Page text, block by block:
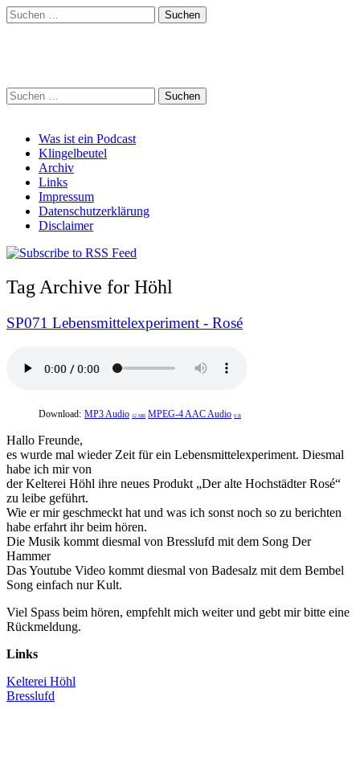
Suchen
nach:
Suchen
nach:
Main
menu
Skip
content
Was ist ein Podcast
Klingelbeutel
Archiv
Links
Impressum
Datenschutzerklärung
Disclaimer
Tag Archive for Höhl
SP071 Lebensmittelexperiment - Rosé
Download: MP3 Audio 12 MB MPEG-4 AAC Audio 0 B
Hallo Freunde,
es wurde mal wieder Zeit für ein Lebensmittelexperiment. Diesmal
habe ich mir von
der Kelterei Höhl ihre neues Produkt „Der alte Hochstädter Rosé“
zu leibe geführt.
Wie er mir geschmeckt hat und was ich sonst noch so zu berichten
habe erfahrt ihr beim hören.
Die Musik kommt diesmal von Bresslufd mit dem Song Der
Hammer
Das Youtube Video kommt diesmal von Badesalz mit dem Bembel
Song einfach nur Kult.
Viel Spass beim hören, empfehlt mich weiter und gebt mir bitte eine
Rückmeldung.
Links
Kelterei Höhl
Bresslufd